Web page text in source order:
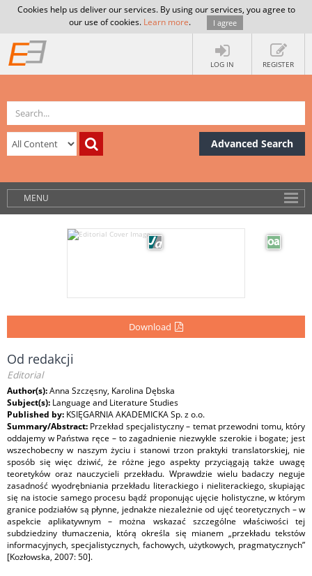
Cookies help us deliver our services. By using our services, you agree to
our use of cookies. Learn more. I agree
LOG IN REGISTER
Advanced Search
MENU
Download
Od redakcji
Editorial
Author(s):Anna Szczęsny, Karolina Dębska
Subject(s): Language and Literature Studies
Published by: KSIĘGARNIA AKADEMICKA Sp. z o.o.
Summary/Abstract: Przekład specjalistyczny – temat przewodni tomu, który
oddajemy w Państwa ręce – to zagadnienie niezwykle szerokie i bogate; jest
wszechobecny w naszym życiu i stanowi trzon praktyki translatorskiej, nie
sposób się więc dziwić, że różne jego aspekty przyciągają także uwagę
teoretyków oraz nauczycieli przekładu. Wprawdzie wielu badaczy neguje
zasadność wyodrębniania przekładu literackiego i nieliterackiego, skupiając
się na istocie samego procesu bądź proponując ujęcie holistyczne, w którym
granice podziałów są płynne, jednakże niezależnie od ujęć teoretycznych – w
aspekcie aplikatywnym – można wskazać szczególne właściwości tej
subdziedziny tłumaczenia, którą określa się mianem „przekładu tekstów
informacyjnych, specjalistycznych, fachowych, użytkowych, pragmatycznych”
[Kozłowska, 2007: 50].